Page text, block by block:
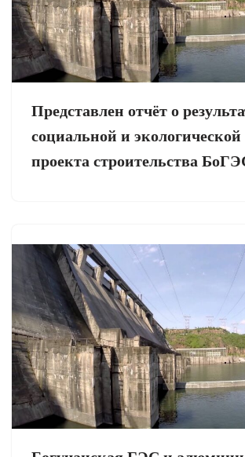
Представлен отчёт о
социальной и
проекта строительства